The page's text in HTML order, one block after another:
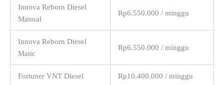
Innova Reborn Diesel
Manual
Rp6.550.000 / minggu
Innova Reborn Diesel
Matic
Rp6.550.000 / minggu
Fortuner VNT Diesel Rp10.400.000 / minggu